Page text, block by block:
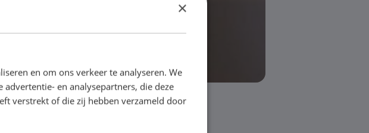
omgegaan”
×
en om ons verkeer te analyseren. We
en analysepartners, die deze
verstrekt of die zij hebben verzameld door